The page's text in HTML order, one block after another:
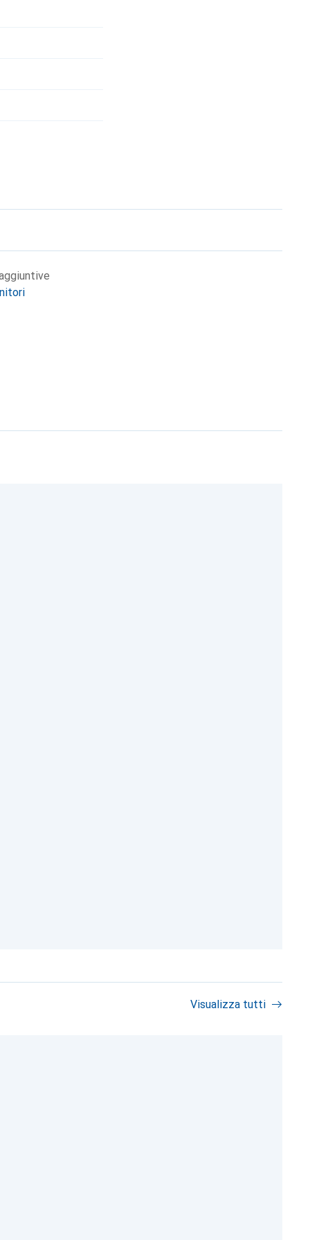
Visualizza tutti